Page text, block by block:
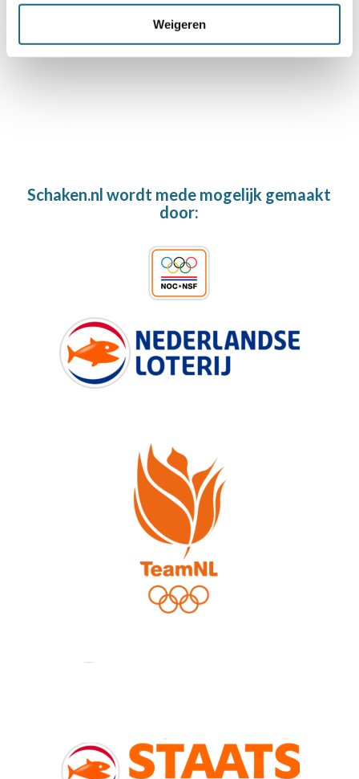
Weigeren
De Spits uit Utrecht Nederlands
Kampioen Schoolschaak
Schaken.nl wordt mede mogelijk gemaakt
door: